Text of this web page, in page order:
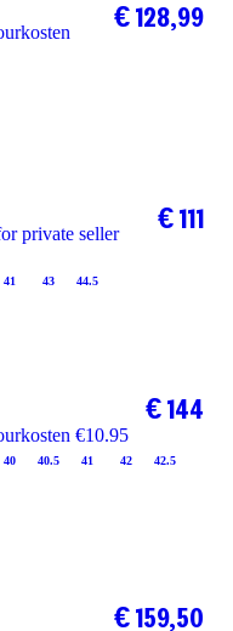
€ 128,99
private seller
41 43 44.5
€ 111
€10.95
40 40.5 41 42 42.5
€ 144
€ 159,50